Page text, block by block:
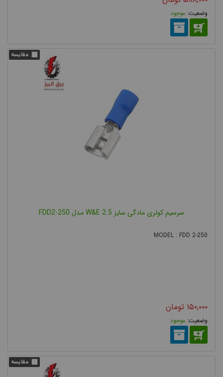
موجود
سرسیم کولری مادگی سایز 2.5 W&E مدل FDD2-250
MODEL : FDD 2-250
۱۵۰,۰۰۰ تومان
موجود